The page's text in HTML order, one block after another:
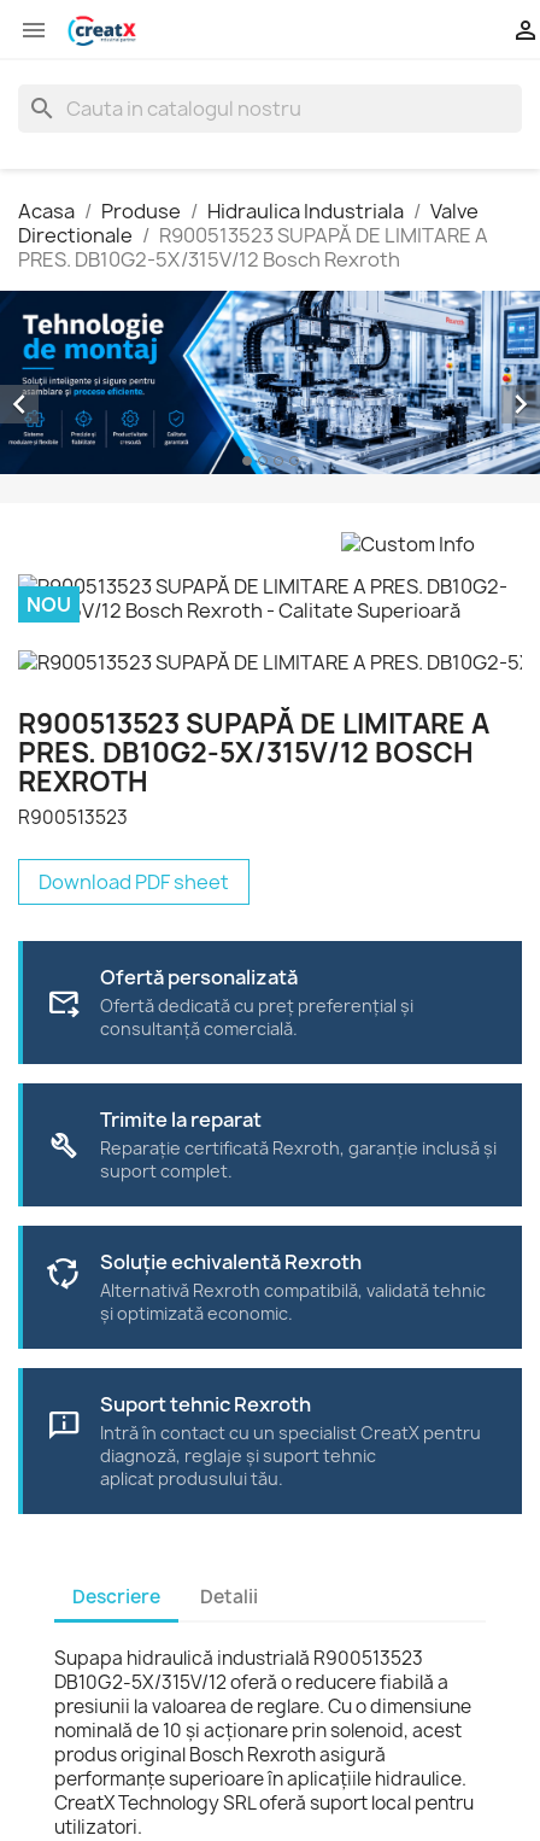
 
search
Acasa Produse Hidraulica Industriala
Valve
Directionale
R900513523 SUPAPĂ DE LIMITARE A
PRES. DB10G2-5X/315V/12 Bosch Rexroth
 
NOU
R900513523 SUPAPĂ DE LIMITARE A
PRES. DB10G2-5X/315V/12 BOSCH
REXROTH
R900513523
Download PDF sheet
forward_to_inbox
Ofertă personalizată
Ofertă dedicată cu preț preferențial și
consultanță comercială.
build
Trimite la reparat
Reparație certificată Rexroth, garanție inclusă și
suport complet.
cycle Soluție echivalentă Rexroth
Alternativă Rexroth compatibilă, validată tehnic
și optimizată economic.
chat_info
Suport tehnic Rexroth
Intră în contact cu un specialist CreatX pentru
diagnoză, reglaje și suport tehnic
aplicat produsului tău.
Descriere Detalii
Supapa hidraulică industrială R900513523
DB10G2-5X/315V/12 oferă o reducere fiabilă a
presiunii la valoarea de reglare. Cu o dimensiune
nominală de 10 și acționare prin solenoid, acest
produs original Bosch Rexroth asigură
performanțe superioare în aplicațiile hidraulice.
CreatX Technology SRL oferă suport local pentru
utilizatori.